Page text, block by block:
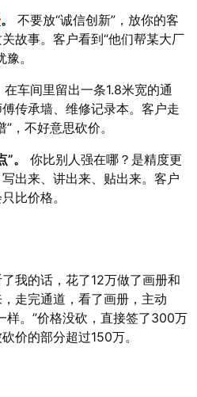
。
不要放“诚信创新”，放你的客
故事。客户看到“他们帮某大厂
。
在车间里留出一条1.8米宽的通
传承墙、维修记录本。客户走
，不好意思砍价。
。
你比别人强在哪？是精度更
出来、讲出来、贴出来。客户
比价格。
我的话，花了12万做了画册和
走完通道，看了画册，主动
样。”价格没砍，直接签了300万
价的部分超过150万。